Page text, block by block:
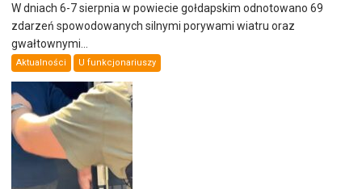
W dniach 6-7 sierpnia w powiecie gołdapskim odnotowano 69
zdarzeń spowodowanych silnymi porywami wiatru oraz
gwałtownymi...
Aktualności U funkcjonariuszy